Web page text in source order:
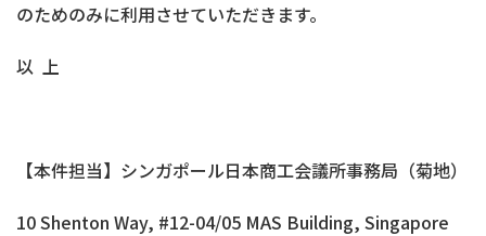
のためのみに利用させていただきます。
以 上
【本件担当】シンガポール日本商工会議所事務局（菊地）
10 Shenton Way, #12-04/05 MAS Building, Singapore